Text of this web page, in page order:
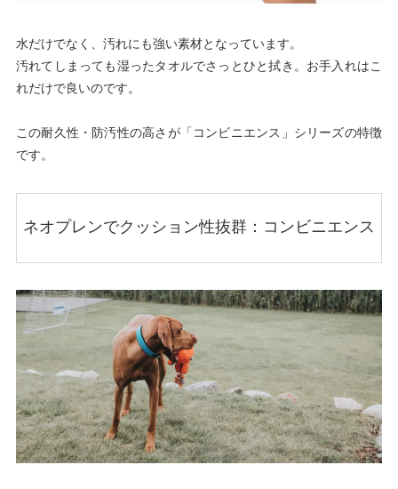
水だけでなく、汚れにも強い素材となっています。
汚れてしまっても湿ったタオルでさっとひと拭き。お手入れはこ
れだけで良いのです。
この耐久性・防汚性の高さが「コンビニエンス」シリーズの特徴
です。
ネオプレンでクッション性抜群：コンビニエンス